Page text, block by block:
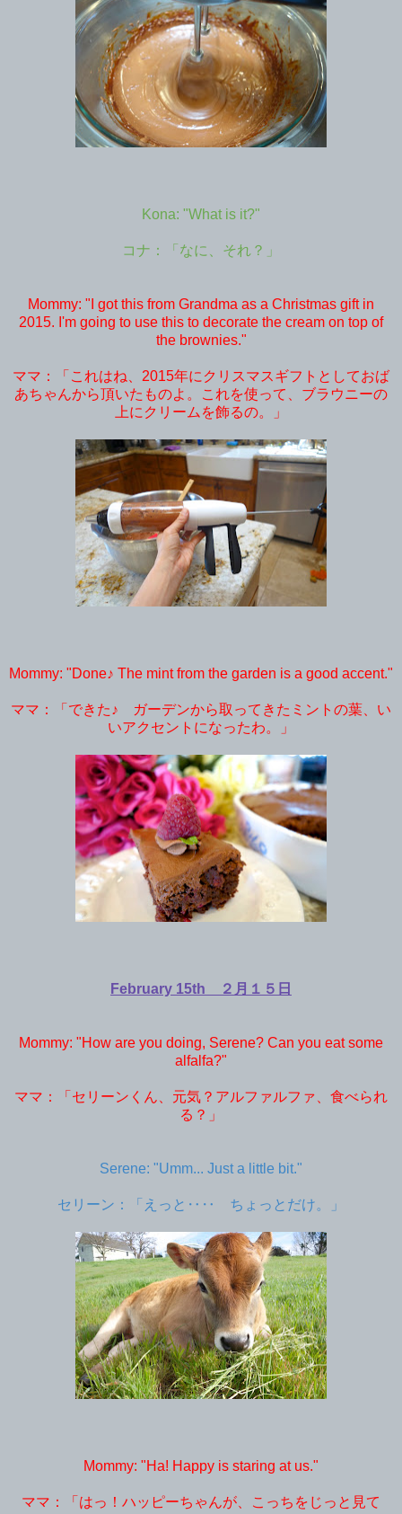
Kona: "What is it?"
コナ：「なに、それ？」
Mommy: "I got this from Grandma as a Christmas gift in
2015. I'm going to use this to decorate the cream on top of
the brownies."
ママ：「これはね、2015年にクリスマスギフトとしておば
あちゃんから頂いたものよ。これを使って、ブラウニーの
上にクリームを飾るの。」
Mommy: "Done♪ The mint from the garden is a good accent."
ママ：「できた♪ ガーデンから取ってきたミントの葉、い
いアクセントになったわ。」
February 15th ２月１５日
Mommy: "How are you doing, Serene? Can you eat some
alfalfa?"
ママ：「セリーンくん、元気？アルファルファ、食べられ
る？」
Serene: "Umm... Just a little bit."
セリーン：「えっと‥‥ ちょっとだけ。」
Mommy: "Ha! Happy is staring at us."
ママ：「はっ！ハッピーちゃんが、こっちをじっと見て